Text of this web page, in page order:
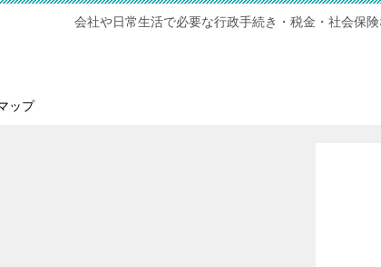
会社や日常生活で必要な行政手続き・税金・社会保
ップ